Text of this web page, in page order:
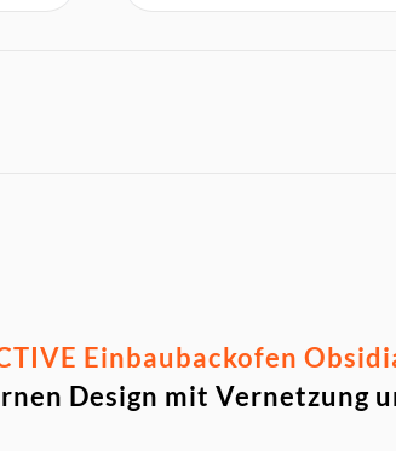
Einbaubackofen
Design mit Vernetzung